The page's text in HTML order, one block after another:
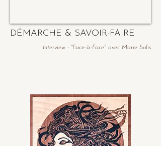
DÉMARCHE & SAVOIR-FAIRE
Interview · "Face-à-Face" avec Marie Solis